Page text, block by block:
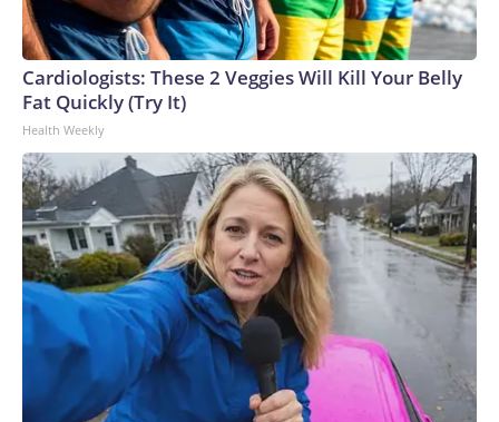
Cardiologists: These 2 Veggies Will Kill Your Belly
Fat Quickly (Try It)
Health Weekly